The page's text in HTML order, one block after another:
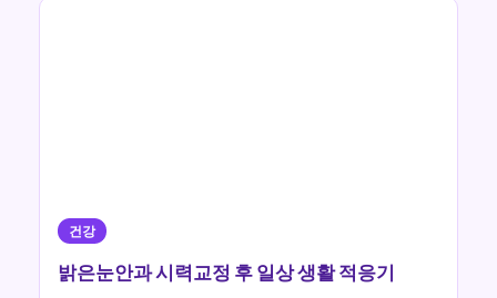
건강
밝은눈안과 시력교정 후 일상 생활 적응기